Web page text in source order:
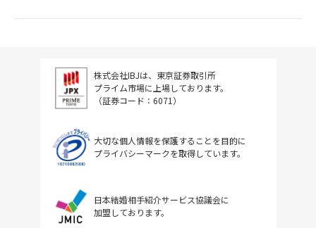
株式会社IBJは、東京証券取引所
プライム市場に上場しております。
（証券コード：6071）
大切な個人情報を保護することを目的に
プライバシーマークを取得しています。
日本結婚相手紹介サービス協議会に
加盟しております。